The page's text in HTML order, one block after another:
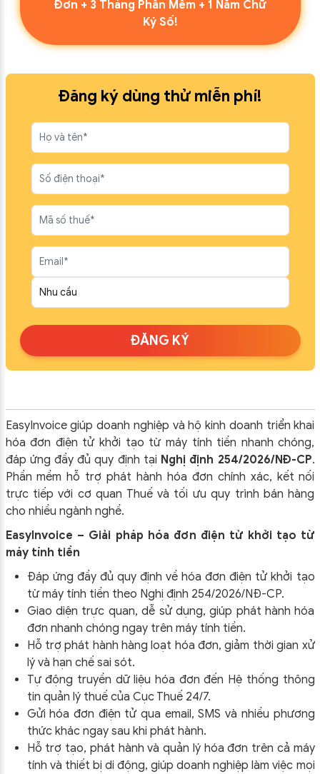
Đơn + 3 Tháng Phần Mềm + 1 Năm Chữ
Ký Số!
Đăng ký dùng thử miễn phí!
ĐĂNG KÝ
EasyInvoice giúp doanh nghiệp và hộ kinh doanh triển khai
hóa đơn điện tử khởi tạo từ máy tính tiền nhanh chóng,
đáp ứng đầy đủ quy định tại Nghị định 254/2026/NĐ-CP.
Phần mềm hỗ trợ phát hành hóa đơn chính xác, kết nối
trực tiếp với cơ quan Thuế và tối ưu quy trình bán hàng
cho nhiều ngành nghề.
EasyInvoice – Giải pháp hóa đơn điện tử khởi tạo từ
máy tính tiền
Đáp ứng đầy đủ quy định về hóa đơn điện tử khởi tạo
từ máy tính tiền theo Nghị định 254/2026/NĐ-CP.
Giao diện trực quan, dễ sử dụng, giúp phát hành hóa
đơn nhanh chóng ngay trên máy tính tiền.
Hỗ trợ phát hành hàng loạt hóa đơn, giảm thời gian xử
lý và hạn chế sai sót.
Tự động truyền dữ liệu hóa đơn đến Hệ thống thông
tin quản lý thuế của Cục Thuế 24/7.
Gửi hóa đơn điện tử qua email, SMS và nhiều phương
thức khác ngay sau khi phát hành.
Hỗ trợ tạo, phát hành và quản lý hóa đơn trên cả máy
tính và thiết bị di động, giúp doanh nghiệp làm việc mọi